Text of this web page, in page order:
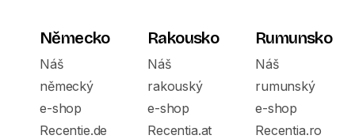
Německo
Náš
německý
e-shop
Recentie.de
Rakousko
Náš
rakouský
e-shop
Recentia.at
Rumunsko
Náš
rumunský
e-shop
Recentia.ro